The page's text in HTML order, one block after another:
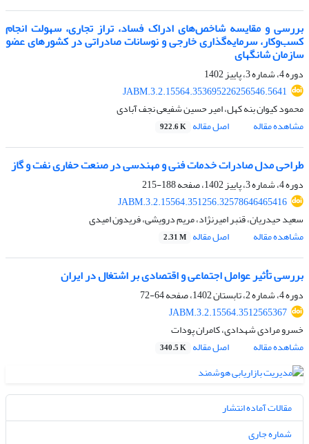
بررسی و مقایسه شاخص‌های ادراک فساد، تراز تجاری، سهولت انجام
کسب‌وکار، سرمایه‌گذاری خارجی و نوسانات صادراتی در کشورهای عضو
سازمان شانگهای
دوره 4، شماره 3، پاییز 1402
JABM.3.2.15564.353695226256546.5641
محمود کیوان بنه کهل، امیر حسین شفیعی نجف آبادی
مشاهده مقاله
اصل مقاله 922.6 K
طراحی مدل صادرات خدمات فنی و مهندسی در صنعت حفاری نفت و گاز
دوره 4، شماره 3، پاییز 1402، صفحه
188-215
JABM.3.2.15564.351256.32578646465416
سعید حیدریان، قنبر امیرنژاد، مریم درویشی، فریدون امیدی
مشاهده مقاله
اصل مقاله 2.31 M
بررسی تأثیر عوامل اجتماعی و اقتصادی بر اشتغال در ایران
دوره 4، شماره 2، تابستان 1402، صفحه
64-72
JABM.3.2.15564.3512565367
خسرو مرادی شهدادی، کامران پودات
مشاهده مقاله
اصل مقاله 340.5 K
مقالات آماده انتشار
شماره جاری